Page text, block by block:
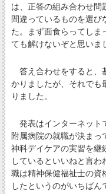
は、正答の組み合わせ問
間違っているものを選び
た。まず面食らってしま
ても解けないぞと思いま
答え合わせをすると、
かりましたが、それでも
りました。
発表はインターネット
附属病院の就職が決ま
神科デイケアの実習を継
しているといいねと言
職は精神保健福祉士の資
したというのがいちばん